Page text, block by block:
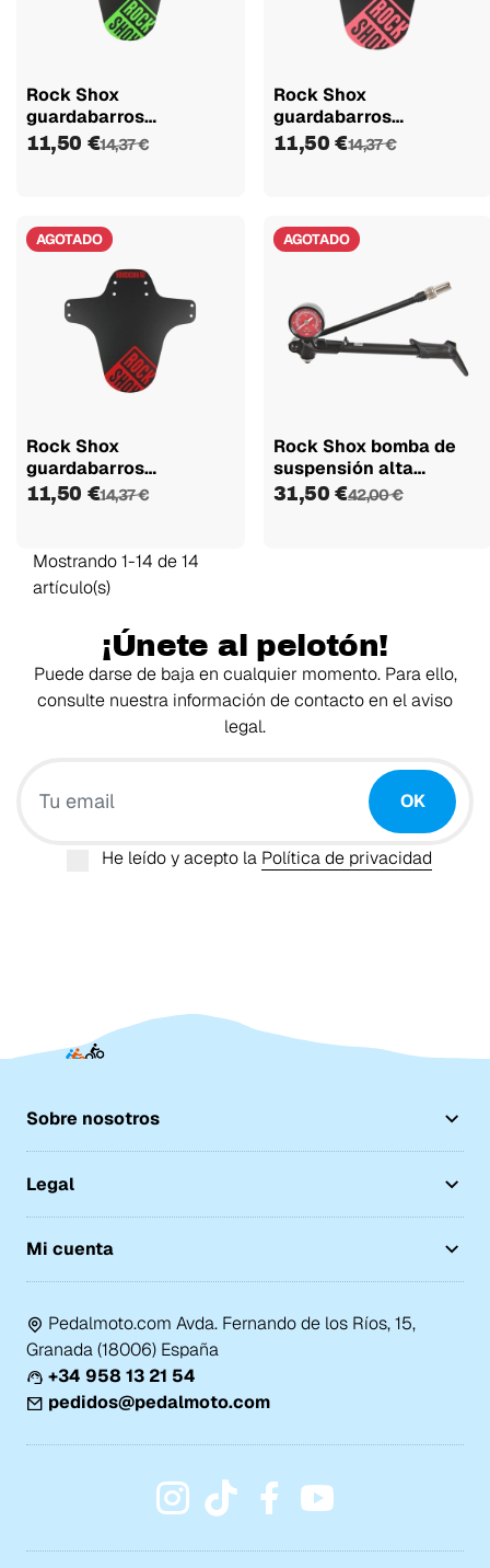
Rock Shox
guardabarros
negro/verde flúor
11,50 €14,37 €
Rock Shox
guardabarros
negro/rosa neón
11,50 €14,37 €
AGOTADO
Rock Shox
guardabarros
negro/rojo óxido
11,50 €14,37 €
AGOTADO
Rock Shox bomba de
suspensión alta
presión 300 PSI
31,50 €42,00 €
Mostrando 1-14 de 14
artículo(s)
¡Únete al pelotón!
Puede darse de baja en cualquier momento. Para ello,
consulte nuestra información de contacto en el aviso
legal.
OK
He leído y acepto la Política de privacidad
Sobre nosotros
Legal
Mi cuenta
Pedalmoto.com Avda. Fernando de los Ríos, 15,
Granada (18006) España
+34 958 13 21 54
pedidos@pedalmoto.com